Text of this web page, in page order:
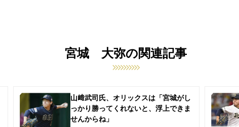
宮城 大弥の関連記事
山﨑武司氏、オリックスは「宮城がし
っかり勝ってくれないと、浮上できま
せんからね」